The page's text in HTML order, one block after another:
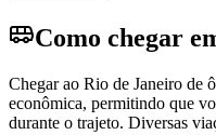
Como chegar
Chegar ao Rio de Janeiro de
econômica, permitindo que
durante o trajeto. Diversas